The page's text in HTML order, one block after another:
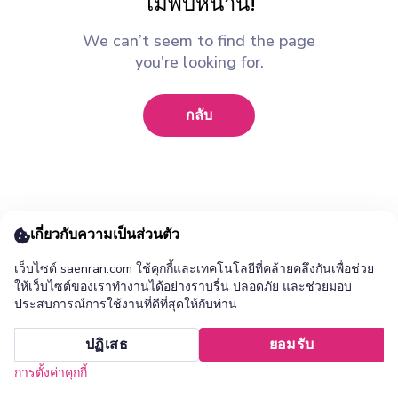
We can’t seem to find the page
you're looking for.
กลับ
หน้าแรก
ยกเลิก ติดตั้ง
เกี่ยวกับความเป็นส่วนตัว
เว็บไซต์ saenran.com ใช้คุกกี้และเทคโนโลยีที่คล้ายคลึงกันเพื่อช่วย
ให้เว็บไซต์ของเราทำงานได้อย่างราบรื่น ปลอดภัย และช่วยมอบ
ประสบการณ์การใช้งานที่ดีที่สุดให้กับท่าน
ปฏิเสธ ยอมรับ
การตั้งค่าคุกกี้